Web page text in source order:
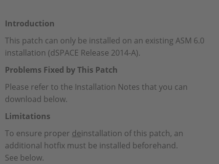
Carrières
Introduction
This patch can only be installed on an existing ASM 6.0
installation (dSPACE Release 2014-A).
Problems Fixed by This Patch
Please refer to the Installation Notes that you can
download below.
Limitations
To ensure proper deinstallation of this patch, an
additional hotfix must be installed beforehand.
See below.